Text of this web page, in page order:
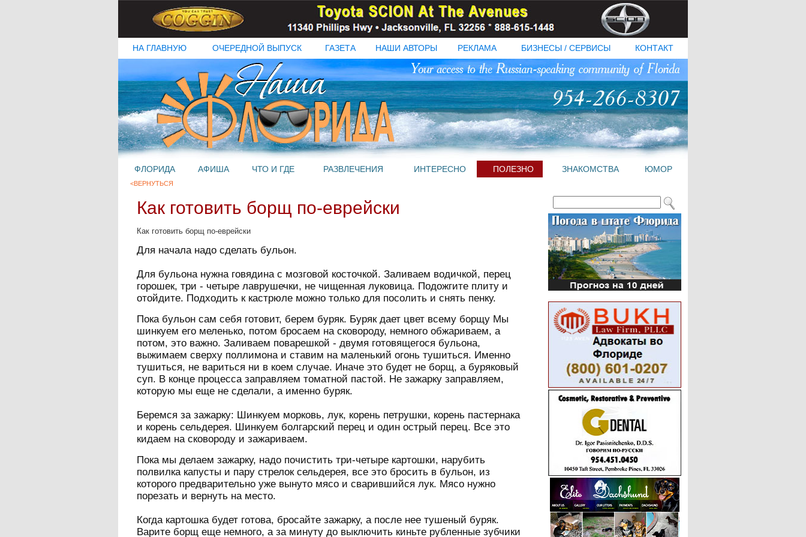
НА ГЛАВНУЮ ОЧЕРЕДНОЙ ВЫПУСК ГАЗЕТА НАШИ АВТОРЫ РЕКЛАМА БИЗНЕСЫ / СЕРВИСЫ КОНТАКТ
ФЛОРИДА АФИША ЧТО И ГДЕ РАЗВЛЕЧЕНИЯ ИНТЕРЕСНО ПОЛЕЗНО ЗНАКОМСТВА ЮМОР
<ВЕРНУТЬСЯ
Как готовить борщ по-еврейски
Как готовить борщ по-еврейски
Для начала надо сделать бульон.
Для бульона нужна говядина с мозговой косточкой. Заливаем водичкой, перец
горошек, три - четыре лаврушечки, не чищенная луковица. Подожгите плиту и
отойдите. Подходить к кастрюле можно только для посолить и снять пенку.
Пока бульон сам себя готовит, берем буряк. Буряк дает цвет всему борщу Мы
шинкуем его меленько, потом бросаем на сковороду, немного обжариваем, а
потом, это важно. Заливаем поварешкой - двумя готовящегося бульона,
выжимаем сверху поллимона и ставим на маленький огонь тушиться. Именно
тушиться, не вариться ни в коем случае. Иначе это будет не борщ, а буряковый
суп. В конце процесса заправляем томатной пастой. Не зажарку заправляем,
которую мы еще не сделали, а именно буряк.
Беремся за зажарку: Шинкуем морковь, лук, корень петрушки, корень пастернака
и корень сельдерея. Шинкуем болгарский перец и один острый перец. Все это
кидаем на сковороду и зажариваем.
Пока мы делаем зажарку, надо почистить три-четыре картошки, нарубить
полвилка капусты и пару стрелок сельдерея, все это бросить в бульон, из
которого предварительно уже вынуто мясо и сварившийся лук. Мясо нужно
порезать и вернуть на место.
Когда картошка будет готова, бросайте зажарку, а после нее тушеный буряк.
Варите борщ еще немного, а за минуту до выключить киньте рубленные зубчики